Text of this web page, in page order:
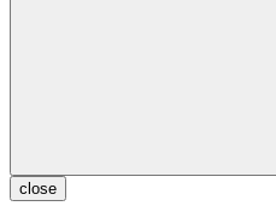
close